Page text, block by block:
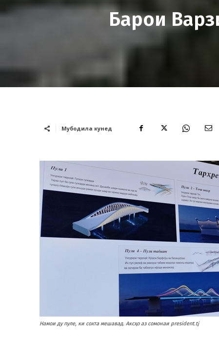
Барои
Мубодила кунед
Намои ду пуле, ки сохта мешавад. Аксҳо аз сомонаи president.tj